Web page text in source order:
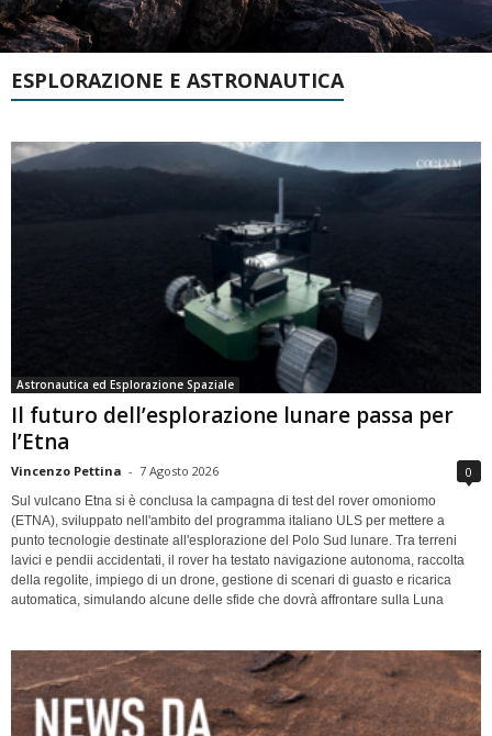
ESPLORAZIONE E ASTRONAUTICA
Astronautica ed Esplorazione Spaziale
Il futuro dell’esplorazione lunare passa per
l’Etna
Vincenzo Pettina - 7 Agosto 2026 0
Sul vulcano Etna si è conclusa la campagna di test del rover omoniomo
(ETNA), sviluppato nell'ambito del programma italiano ULS per mettere a
punto tecnologie destinate all'esplorazione del Polo Sud lunare. Tra terreni
lavici e pendii accidentati, il rover ha testato navigazione autonoma, raccolta
della regolite, impiego di un drone, gestione di scenari di guasto e ricarica
automatica, simulando alcune delle sfide che dovrà affrontare sulla Luna